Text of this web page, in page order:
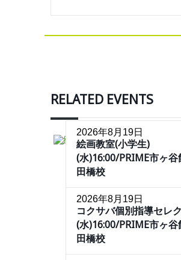
RELATED EVENTS
2026年8月19日
絵画教室(小学生)
(水)16:00/PRIME市ヶ谷
田橋校
2026年8月19日
コクサバ個別指導セレ
(水)16:00/PRIME市ヶ谷
田橋校